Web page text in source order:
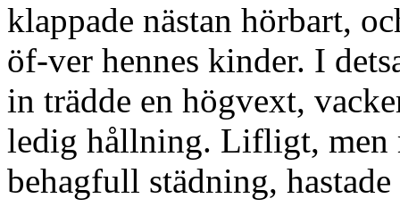
klappade nästan hörbart,
öf-ver hennes kinder. I
in trädde en högvext,
ledig hållning. Lifligt, men
behagfull städning,